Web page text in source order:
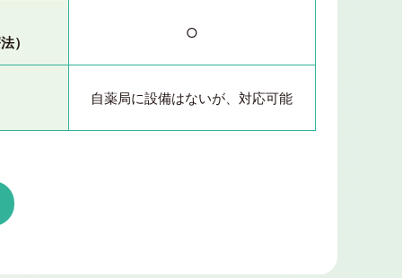
）
○
自薬局に設備はないが、対応可能